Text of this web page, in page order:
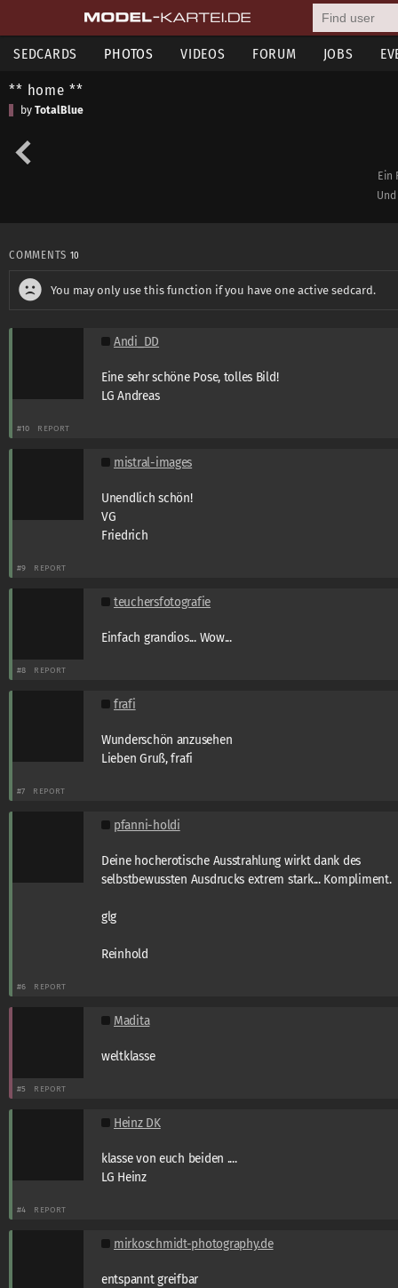
SEDCARDS PHOTOS VIDEOS FORUM JOBS
** home **
by TotalBlue
Ein
COMMENTS 10
You may only use this function if you have one active sedcard.
Andi_DD
Eine sehr schöne Pose, tolles Bild!
LG Andreas
#10 REPORT
mistral-images
Unendlich schön!
VG
Friedrich
#9 REPORT
teuchersfotografie
Einfach grandios... Wow...
#8 REPORT
frafi
Wunderschön anzusehen
Lieben Gruß, frafi
#7 REPORT
pfanni-holdi
Deine hocherotische Ausstrahlung wirkt dank des
selbstbewussten Ausdrucks extrem stark... Kompliment.
glg
Reinhold
#6 REPORT
Madita
weltklasse
#5 REPORT
Heinz DK
klasse von euch beiden ....
LG Heinz
#4 REPORT
mirkoschmidt-photography.de
entspannt greifbar